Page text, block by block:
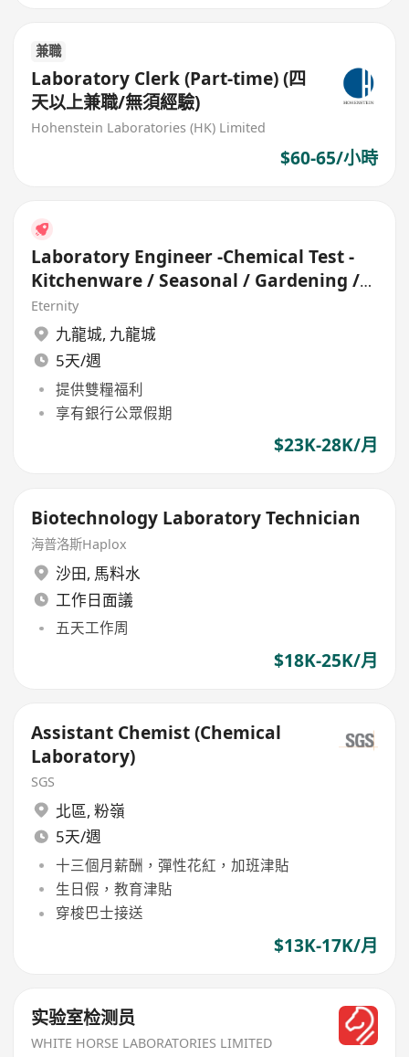
兼職
Laboratory Clerk (Part-time) (四
天以上兼職/無須經驗)
Hohenstein Laboratories (HK) Limited
$60-65/小時
Laboratory Engineer -Chemical Test -
Kitchenware / Seasonal / Gardening /
Gift
Eternity
九龍城, 九龍城
5天/週
提供雙糧福利
享有銀行公眾假期
$23K-28K/月
Biotechnology Laboratory Technician
海普洛斯Haplox
沙田, 馬料水
工作日面議
五天工作周
$18K-25K/月
Assistant Chemist (Chemical
Laboratory)
SGS
北區, 粉嶺
5天/週
十三個月薪酬，彈性花紅，加班津貼
生日假，教育津貼
穿梭巴士接送
$13K-17K/月
实验室检测员
WHITE HORSE LABORATORIES LIMITED